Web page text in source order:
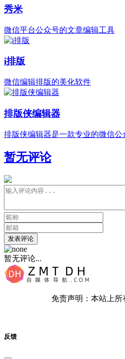
秀米
微信平台公众号的文章编辑工具
i排版
微信编辑排版的美化软件
排版侠编辑器
排版侠编辑器是一款专业的微信
暂无评论
发表评论
暂无评论...
免责声明：本站上
反馈